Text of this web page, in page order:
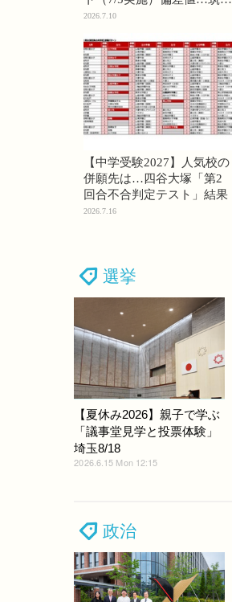
74・桜蔭70＜PR＞
2026.7.10
【中学受験2027】人気校の
併願先は…四谷大塚「第2
回合不合判定テスト」結果
2026.7.16
選挙
【夏休み2026】親子で学ぶ
「議事堂見学と投票体験」
埼玉8/18
2026.6.15 Mon 12:15
政治